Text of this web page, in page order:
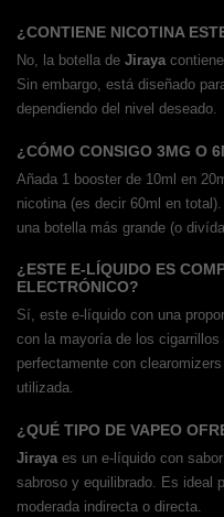
¿CONTIENE NICOTINA
No, la botella de Jiraya
Sin embargo, está diseñado
dependiendo del nivel deseado.
¿CÓMO CONSIGO 3MG O
Añada 1 booster de 10ml en
nicotina (es decir 60ml en
una botella más grande (o
¿ESTE E-LÍQUIDO ES
ELECTRÓNICO?
Sí, este e-líquido con una
con la mayoría de los
perfectamente con
utilizada.
¿QUÉ TIPO DE VAPEO
Jirayaes un e-líquido con sabor
sabroso y equilibrado. Es ideal
moderada indirecta o directa.